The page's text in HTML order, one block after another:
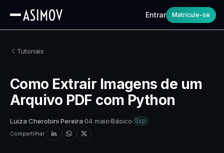
Entrar Matricule-se
Tutoriais
Como Extrair Imagens de um
Arquivo PDF com Python
Luiza Cherobini Pereira 04 maio Básico 5xp
Compartilhar